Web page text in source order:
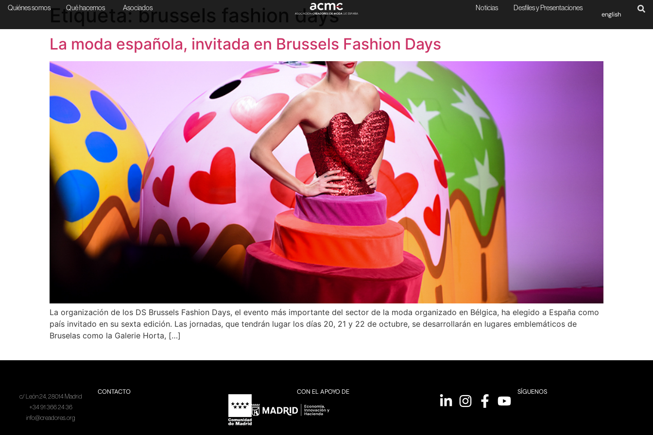
Quiénes somos Qué hacemos Asociados Noticias Desfiles y Presentaciones
english
Etiqueta:brussels fashion days
La moda española, invitada en Brussels Fashion Days
La organización de los DS Brussels Fashion Days, el evento más importante del sector de la moda organizado en Bélgica, ha elegido a España como
país invitado en su sexta edición. Las jornadas, que tendrán lugar los días 20, 21 y 22 de octubre, se desarrollarán en lugares emblemáticos de
Bruselas como la Galerie Horta, […]
CONTACTO
c/ León 24, 28014 Madrid
+34 91 366 24 36
info@creadores.org
CON EL APOYO DE SÍGUENOS